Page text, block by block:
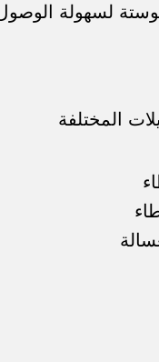
لسهولة
المختلفة